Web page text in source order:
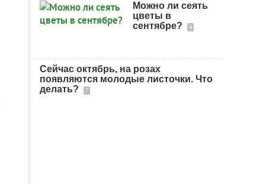
Можно ли сеять
цветы в
сентябре?
4
Сейчас октябрь, на розах
появляются молодые листочки. Что
делать?
7